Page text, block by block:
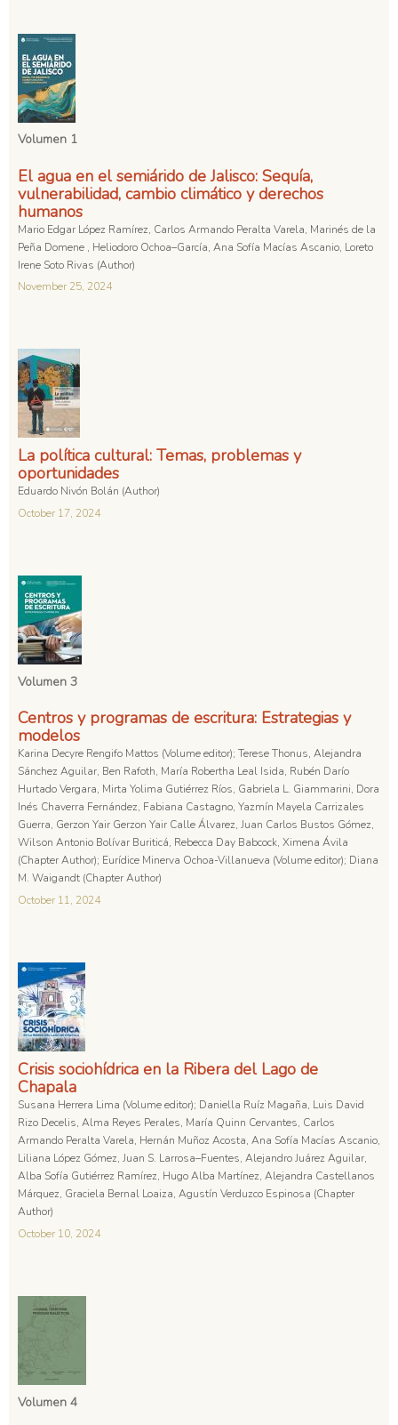
Volumen 1
El agua en el semiárido de Jalisco: Sequía,
vulnerabilidad, cambio climático y derechos
humanos
Mario Edgar López Ramírez, Carlos Armando Peralta Varela, Marinés de la
Peña Domene , Heliodoro Ochoa–García, Ana Sofía Macías Ascanio, Loreto
Irene Soto Rivas (Author)
November 25, 2024
La política cultural: Temas, problemas y
oportunidades
Eduardo Nivón Bolán (Author)
October 17, 2024
Volumen 3
Centros y programas de escritura: Estrategias y
modelos
Karina Decyre Rengifo Mattos (Volume editor); Terese Thonus, Alejandra
Sánchez Aguilar, Ben Rafoth, María Robertha Leal Isida, Rubén Darío
Hurtado Vergara, Mirta Yolima Gutiérrez Ríos, Gabriela L. Giammarini, Dora
Inés Chaverra Fernández, Fabiana Castagno, Yazmín Mayela Carrizales
Guerra, Gerzon Yair Gerzon Yair Calle Álvarez, Juan Carlos Bustos Gómez,
Wilson Antonio Bolívar Buriticá, Rebecca Day Babcock, Ximena Ávila
(Chapter Author); Eurídice Minerva Ochoa-Villanueva (Volume editor); Diana
M. Waigandt (Chapter Author)
October 11, 2024
Crisis sociohídrica en la Ribera del Lago de
Chapala
Susana Herrera Lima (Volume editor); Daniella Ruíz Magaña, Luis David
Rizo Decelis, Alma Reyes Perales, María Quinn Cervantes, Carlos
Armando Peralta Varela, Hernán Muñoz Acosta, Ana Sofía Macías Ascanio,
Liliana López Gómez, Juan S. Larrosa–Fuentes, Alejandro Juárez Aguilar,
Alba Sofía Gutiérrez Ramírez, Hugo Alba Martínez, Alejandra Castellanos
Márquez, Graciela Bernal Loaiza, Agustín Verduzco Espinosa (Chapter
Author)
October 10, 2024
Volumen 4